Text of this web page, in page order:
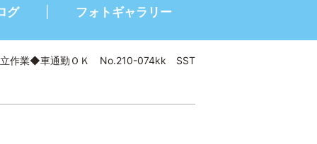
グ フォトギャラリー
立作業◆車通勤ＯＫ No.210-074kk SST